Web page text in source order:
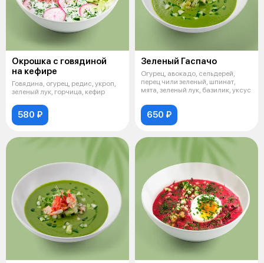
Окрошка с говядиной
на кефире
Говядина, огурец, редис, укроп,
зеленый лук, горчица, кефир
580 ₽
Зеленый Гаспачо
Огурец, авокадо, сельдерей,
перец чили зеленый, шпинат,
мята, зеленый лук, базилик, уксус
650 ₽